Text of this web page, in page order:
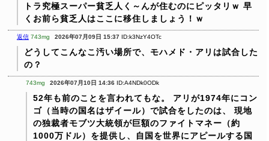
トラ究極スーパー貧乏人く～んが住むのにピッタリｗ 早
くお前ら貧乏人はここに移住しましょう！ｗ
返信 743mg 2026年07月09日 15:37 ID:k3NzY4OTc
どうしてこんなこ汚い場所で、モハメド・アリは試合した
の？
743mg 2026年07月10日 14:36 ID:A4NDk0ODk
52年も前のことを言われてもな。
アリが1974年にコン
ゴ（当時の国名はザイール）で試合をしたのは、
現地
の独裁者モブツ大統領が巨額のファイトマネー（約
1000万ドル）を提供し、自国を世界にアピールする国